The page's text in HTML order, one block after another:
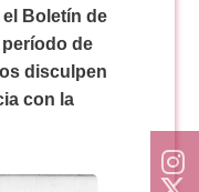
Boletín de
período de
disculpen
con la